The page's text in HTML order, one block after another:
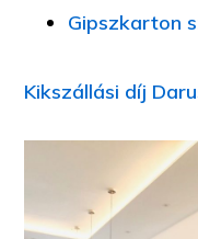
Gipszkarton
Kikszállási díj